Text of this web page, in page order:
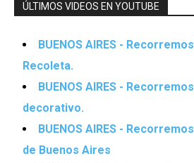
ÚLTIMOS VIDEOS EN YOUTUBE
BUENOS AIRES -
Recoleta.
BUENOS AIRES -
decorativo.
BUENOS AIRES -
de Buenos Aires